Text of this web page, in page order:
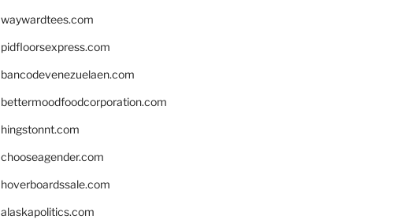
waywardtees.com
pidfloorsexpress.com
bancodevenezuelaen.com
bettermoodfoodcorporation.com
hingstonnt.com
chooseagender.com
hoverboardssale.com
alaskapolitics.com